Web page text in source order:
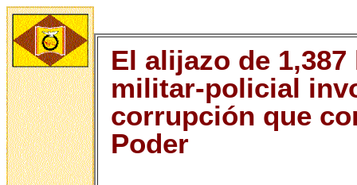
El alijazo de
militar-policial
corrupción que
Poder